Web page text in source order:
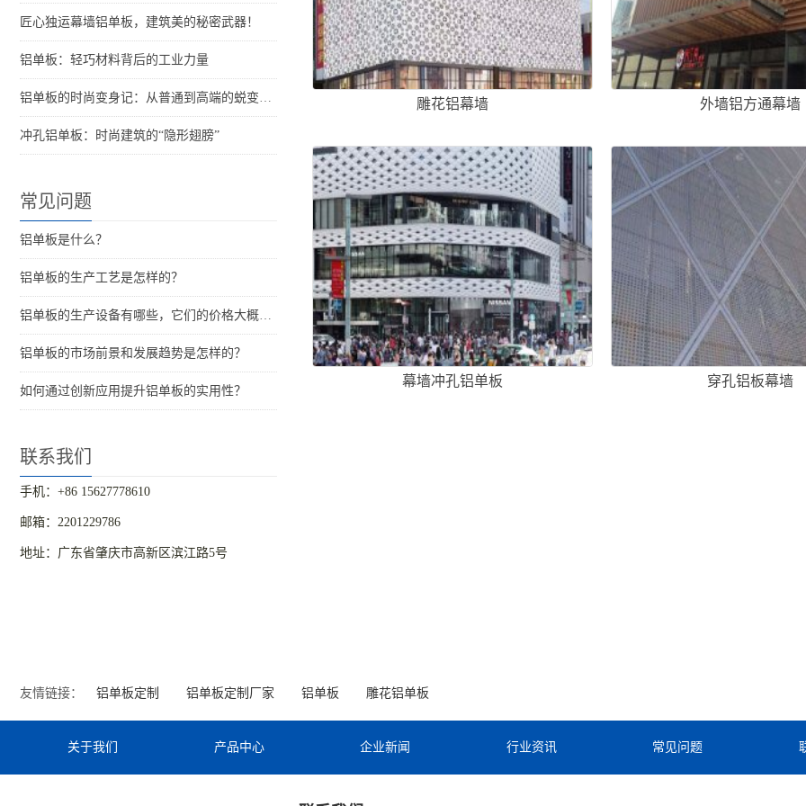
匠心独运幕墙铝单板，建筑美的秘密武器！
铝单板：轻巧材料背后的工业力量
铝单板的时尚变身记：从普通到高端的蜕变之路
冲孔铝单板：时尚建筑的“隐形翅膀”
常见问题
铝单板是什么？
铝单板的生产工艺是怎样的？
铝单板的生产设备有哪些，它们的价格大概是多少？
铝单板的市场前景和发展趋势是怎样的？
如何通过创新应用提升铝单板的实用性？
联系我们
手机：+86 15627778610
邮箱：2201229786
地址：广东省肇庆市高新区滨江路5号
雕花铝幕墙 外墙铝方通幕墙
幕墙冲孔铝单板 穿孔铝板幕墙
友情链接： 铝单板定制 铝单板定制厂家 铝单板 雕花铝单板
关于我们 产品中心 企业新闻 行业资讯 常见问题